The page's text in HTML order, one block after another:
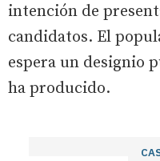
intención de
candidatos. El
espera un designio
ha producido.